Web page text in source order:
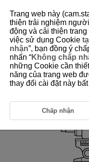
D412-011
Holding the
Hold the tripod grip as
Trang web này
thiện trải nghiệm
động và cải thiện
việc sử dụng Cookie
nhận”, bạn đồng ý
nhấn “Không chấp
những Cookie cần
năng của trang web
thay đổi cài đặt này
Chấp nhận